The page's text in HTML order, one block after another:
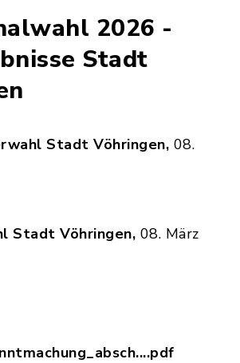
2026 -
Stadt
Stadt Vöhringen, 08.
Stadt Vöhringen, 08. März